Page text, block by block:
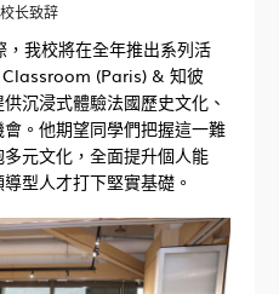
长致辞
我校將在全年推出系列活
(Paris) & 知彼
沉浸式體驗法國歷史文化、
。他期望同學們把握這一難
元文化，全面提升個人能
型人才打下堅實基礎。